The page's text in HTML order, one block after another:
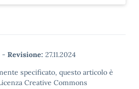
- Revisione: 27.11.2024
specificato, questo articolo è
Creative Commons